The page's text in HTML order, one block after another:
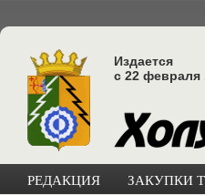
Издается
с 22 февраля
РЕДАКЦИЯ ЗАКУПКИ